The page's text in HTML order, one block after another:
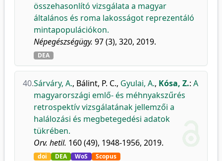
összehasonlító vizsgálata a magyar
általános és roma lakosságot reprezentáló
mintapopulációkon.
Népegészségügy. 97 (3), 320, 2019.
DEA
40.Sárváry, A., Bálint, P. C., Gyulai, A., Kósa, Z.: A
magyarországi emlő- és méhnyakszűrés
retrospektív vizsgálatának jellemzői a
halálozási és megbetegedési adatok
tükrében.
Orv. hetil. 160 (49), 1948-1956, 2019.
doi DEA WoS Scopus